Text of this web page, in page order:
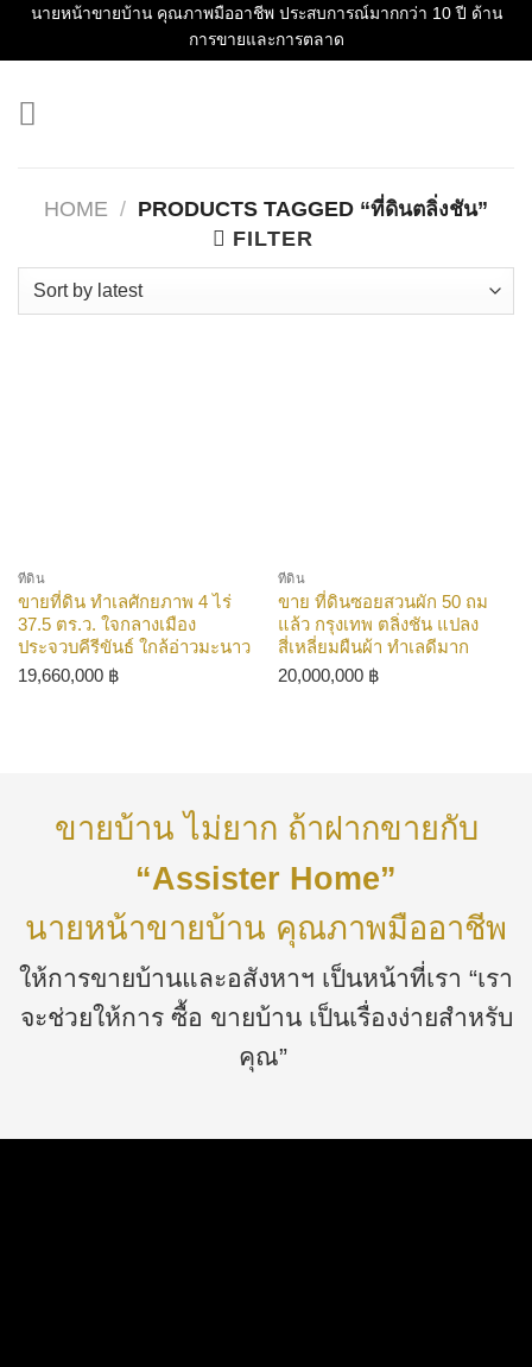
Skipนายหน้าขายบ้าน คุณภาพมืออาชีพ ประสบการณ์มากกว่า 10 ปี ด้าน
การขายและการตลาด
HOME / PRODUCTS TAGGED “ที่ดินตลิ่งชัน”
FILTER
ที่ดิน
ขายที่ดิน ทำเลศักยภาพ 4 ไร่
37.5 ตร.ว. ใจกลางเมือง
ประจวบคีรีขันธ์ ใกล้อ่าวมะนาว
19,660,000 ฿
ที่ดิน
ขาย ที่ดินซอยสวนผัก 50 ถม
แล้ว กรุงเทพ ตลิ่งชัน แปลง
สี่เหลี่ยมผืนผ้า ทำเลดีมาก
20,000,000 ฿
ขายบ้าน ไม่ยาก ถ้าฝากขายกับ
“Assister Home”
นายหน้าขายบ้าน คุณภาพมืออาชีพ
ให้การขายบ้านและอสังหาฯ เป็นหน้าที่เรา “เรา
จะช่วยให้การ ซื้อ ขายบ้าน เป็นเรื่องง่ายสำหรับ
คุณ”